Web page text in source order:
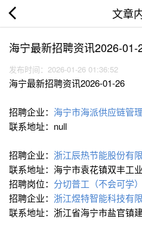
文章
海宁最新招聘资讯2026-01-
发布时间：2026-01-26 01:36:52
海宁最新招聘资讯2026-01-26
招聘企业： 海宁市海派供应链管
联系地址：null
招聘企业： 浙江辰热节能股份有
联系地址：海宁市袁花镇双丰工
招聘岗位： 分切普工（不会可学）
招聘企业： 浙江煜特智能科技有
联系地址：浙江省海宁市盐官镇